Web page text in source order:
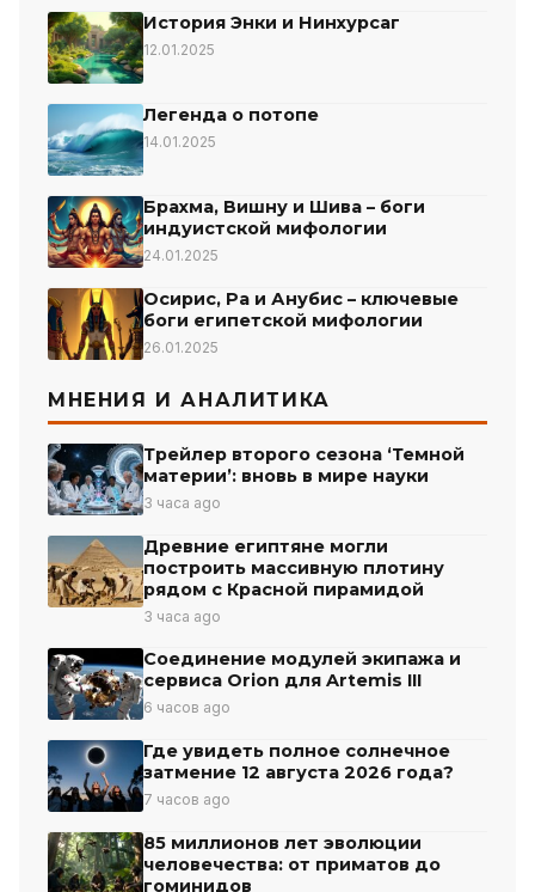
История Энки и Нинхурсаг
12.01.2025
Легенда о потопе
14.01.2025
Брахма, Вишну и Шива – боги
индуистской мифологии
24.01.2025
Осирис, Ра и Анубис – ключевые
боги египетской мифологии
26.01.2025
МНЕНИЯ И АНАЛИТИКА
Трейлер второго сезона ‘Темной
материи’: вновь в мире науки
3 часа ago
Древние египтяне могли
построить массивную плотину
рядом с Красной пирамидой
3 часа ago
Соединение модулей экипажа и
сервиса Orion для Artemis III
6 часов ago
Где увидеть полное солнечное
затмение 12 августа 2026 года?
7 часов ago
85 миллионов лет эволюции
человечества: от приматов до
гоминидов